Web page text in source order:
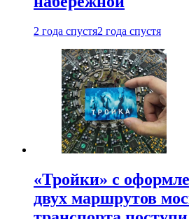
2 года спустя2 года спустя
«Тройки» с
двух маршрутов